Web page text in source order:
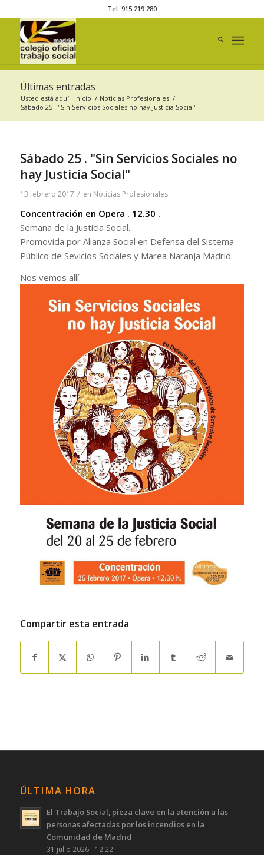
Tel. 915 219 280
Últimas entradas
Usted está aquí: Inicio / Noticias Profesionales /
Sábado 25 . "Sin Servicios Sociales no hay Justicia Social"
Sábado 25 . "Sin Servicios Sociales no
hay Justicia Social"
13 febrero 2017 / en Noticias Profesionales
Concentración en Opera . 12.30 .
Semana de la Justicia Social.
Promovida por Alianza Social en Defensa del Sistema
Público de Sevicios Sociales y Marea Naranja Madrid.
Nos vemos allí.
Compartir esta entrada
ÚLTIMA HORA
El Trabajo Social, pieza clave en la atención a las
personas afectadas por los incendios en la
Comunidad de Madrid
31 julio 2026 - 12:22